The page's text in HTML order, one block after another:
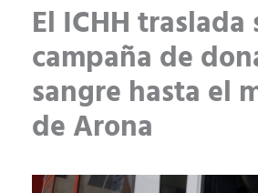
El ICHH traslada
campaña de
sangre hasta el
de Arona